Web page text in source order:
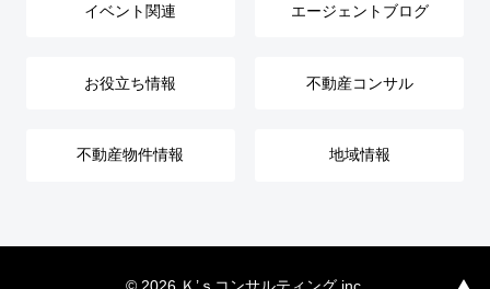
イベント関連 エージェントブログ
お役立ち情報 不動産コンサル
不動産物件情報 地域情報